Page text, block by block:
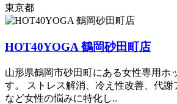
東京都
HOT40YOGA 鶴岡砂田町店
山形県鶴岡市砂田町にある女性専用ホ
す。 ストレス解消、冷え性改善、代謝
など女性の悩みに特化し..